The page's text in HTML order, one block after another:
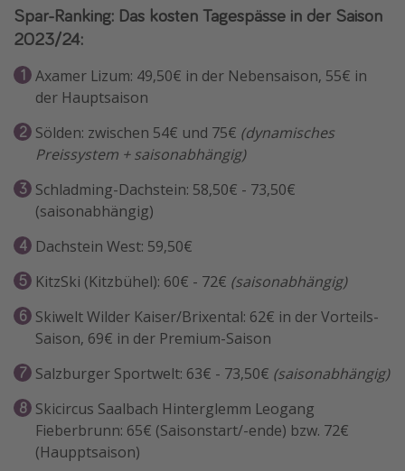
Silvesterreisen
Last Minute Urlaub Mallorca
Last Minute Urlaub Deutschland
Spar-Ranking: Das kosten Tagespässe in der Saison
2023/24:
Axamer Lizum: 49,50€ in der Nebensaison, 55€ in
der Hauptsaison
Sölden: zwischen 54€ und 75€ (dynamisches
Preissystem + saisonabhängig)
Schladming-Dachstein: 58,50€ - 73,50€
(saisonabhängig)
Dachstein West: 59,50€
KitzSki (Kitzbühel): 60€ - 72€ (saisonabhängig)
Skiwelt Wilder Kaiser/Brixental: 62€ in der Vorteils-
Saison, 69€ in der Premium-Saison
Salzburger Sportwelt: 63€ - 73,50€ (saisonabhängig)
Skicircus Saalbach Hinterglemm Leogang
Fieberbrunn: 65€ (Saisonstart/-ende) bzw. 72€
(Haupptsaison)